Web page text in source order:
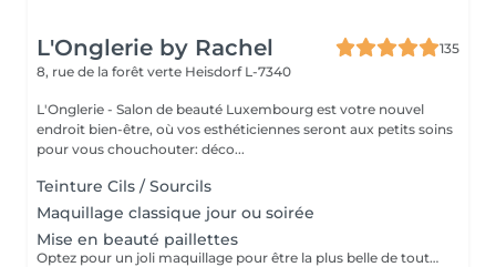
L'Onglerie by Rachel
135
8, rue de la forêt verte Heisdorf L-7340
L'Onglerie - Salon de beauté Luxembourg est votre nouvel
endroit bien-être, où vos esthéticiennes seront aux petits soins
pour vous chouchouter: déco...
Teinture Cils / Sourcils
Maquillage classique jour ou soirée
Mise en beauté paillettes
Optez pour un joli maquillage pour être la plus belle de toutes les princesses